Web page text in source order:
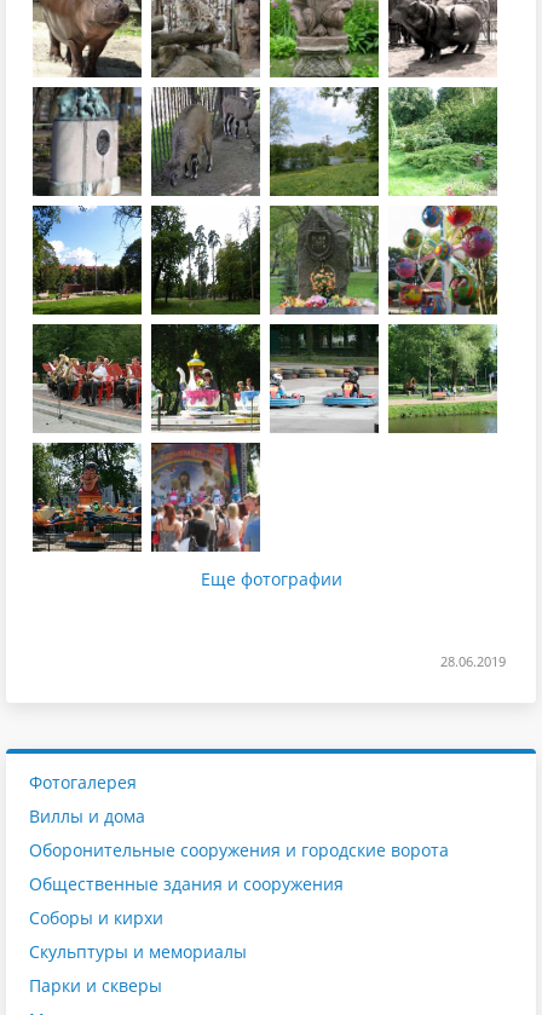
Еще фотографии
28.06.2019
Фотогалерея
Виллы и дома
Оборонительные сооружения и городские ворота
Общественные здания и сооружения
Соборы и кирхи
Скульптуры и мемориалы
Парки и скверы